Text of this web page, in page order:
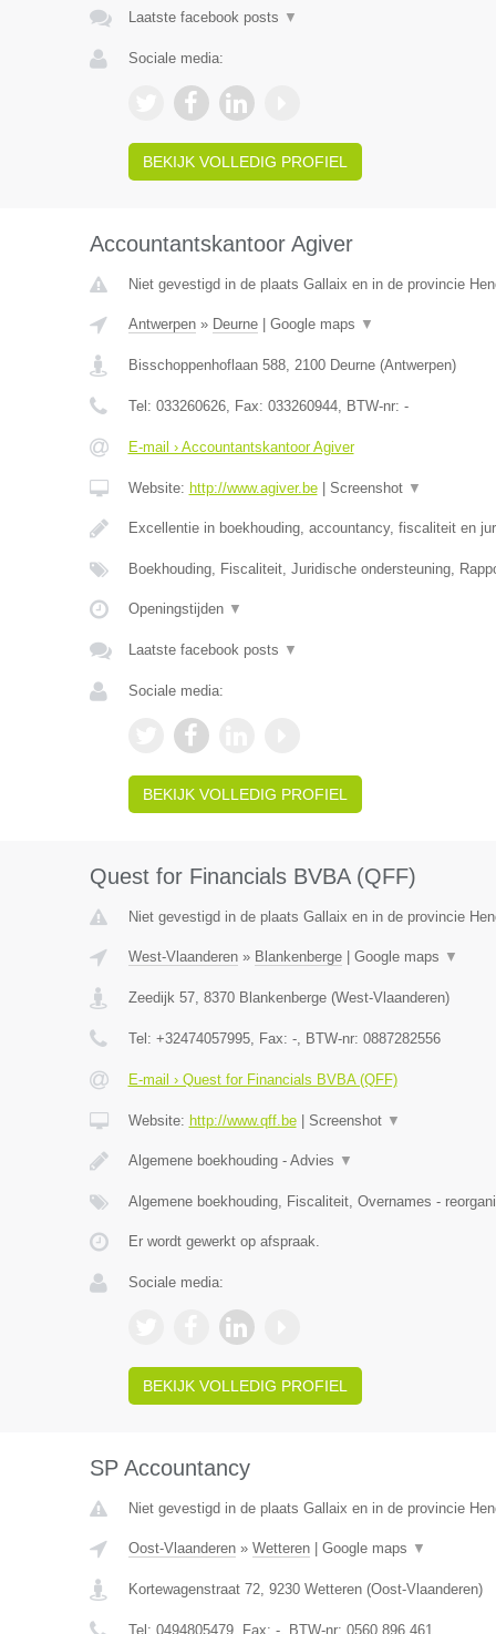
Laatste facebook posts ▼
Sociale media:
BEKIJK VOLLEDIG PROFIEL
Accountantskantoor Agiver
Niet gevestigd in de plaats Gallaix en in de provincie
Antwerpen» Deurne| Google maps ▼
Bisschoppenhoflaan 588, 2100 Deurne(Antwerpen)
Tel: 033260626, Fax: 033260944, BTW-nr: -
E-mail › Accountantskantoor Agiver
Website: http://www.agiver.be| Screenshot ▼
Excellentie in boekhouding, accountancy, fiscaliteit en
Boekhouding, Fiscaliteit, Juridische ondersteuning,
Openingstijden ▼
Laatste facebook posts ▼
Sociale media:
BEKIJK VOLLEDIG PROFIEL
Quest for Financials BVBA (QFF)
Niet gevestigd in de plaats Gallaix en in de provincie
West-Vlaanderen» Blankenberge| Google maps ▼
Zeedijk 57, 8370 Blankenberge(West-Vlaanderen)
Tel: +32474057995, Fax: -, BTW-nr: 0887282556
E-mail › Quest for Financials BVBA (QFF)
Website: http://www.qff.be| Screenshot ▼
Algemene boekhouding - Advies ▼
Algemene boekhouding, Fiscaliteit, Overnames -
Er wordt gewerkt op afspraak.
Sociale media:
BEKIJK VOLLEDIG PROFIEL
SP Accountancy
Niet gevestigd in de plaats Gallaix en in de provincie
Oost-Vlaanderen» Wetteren| Google maps ▼
Kortewagenstraat 72, 9230 Wetteren(Oost-Vlaanderen)
Tel: 0494805479, Fax: -, BTW-nr: 0560.896.461